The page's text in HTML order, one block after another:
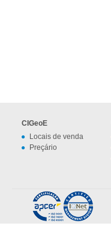
CIGeoE
Locais de venda
Preçário